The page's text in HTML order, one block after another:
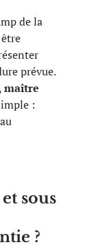
de la
prévue.
,maître
:
sous
?